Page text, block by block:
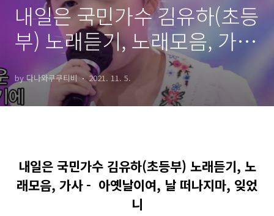
내일은 국민가수 김유하(초등
부) 노래듣기, 노래모음, 가사
잊었니
by 다나와쿠쿠티비 2021. 11. 5.
내일은 국민가수 김유하(초등부) 노래듣기, 노
래모음, 가사 - 아옛날이여, 날 떠나지마, 잊었
니